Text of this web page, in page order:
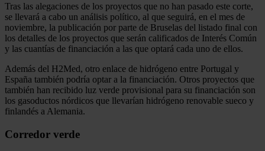
Tras las alegaciones de los proyectos que no han pasado este corte,
se llevará a cabo un análisis político, al que seguirá, en el mes de
noviembre, la publicación por parte de Bruselas del listado final con
los detalles de los proyectos que serán calificados de Interés Común
y las cuantías de financiación a las que optará cada uno de ellos.
Además del H2Med, otro enlace de hidrógeno entre Portugal y
España también podría optar a la financiación. Otros proyectos que
también han recibido luz verde provisional para su financiación son
los gasoductos nórdicos que llevarían hidrógeno renovable sueco y
finlandés a Alemania.
Corredor verde